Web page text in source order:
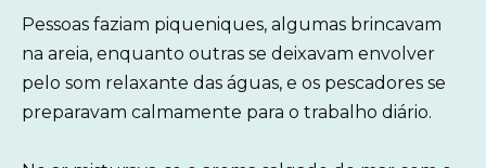
Pessoas faziam piqueniques, algumas brincavam
na areia, enquanto outras se deixavam envolver
pelo som relaxante das águas, e os pescadores se
preparavam calmamente para o trabalho diário.